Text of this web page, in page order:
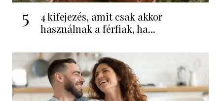
5
4 kifejezés, amit csak akkor
használnak a férfiak, ha...